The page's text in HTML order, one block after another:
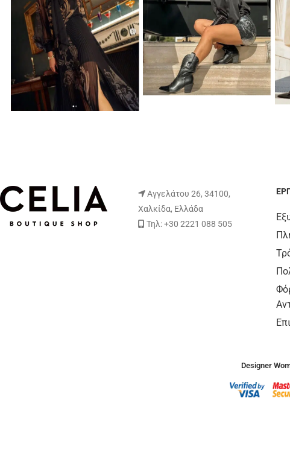
Αγγελάτου 26, 34100,
Χαλκίδα, Ελλάδα
Τηλ: +30 2221 088 505
Designer